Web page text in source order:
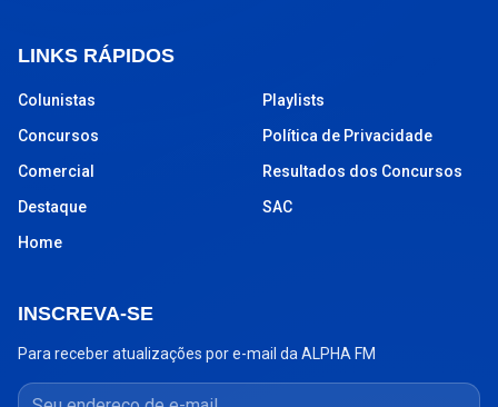
LINKS RÁPIDOS
Colunistas
Concursos
Comercial
Destaque
Home
Playlists
Política de Privacidade
Resultados dos Concursos
SAC
INSCREVA-SE
Para receber atualizações por e-mail da ALPHA FM
Seu endereço de e-mail